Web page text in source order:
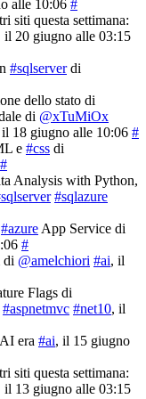
alle 10:06 #
siti questa settimana:
il 20 giugno alle 03:15
#sqlserverdi
dello stato di
di @xTuMiOx
il 18 giugno alle 10:06 #
e #css di
#
Analysis with Python,
#sqlazure
#azure App Service di
#
di @amelchiori #ai, il
Flags di
#aspnetmvc #net10, il
era #ai, il 15 giugno
siti questa settimana:
il 13 giugno alle 03:15